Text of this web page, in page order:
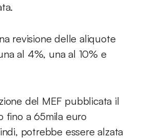
revisione delle aliquote
al 4%, una al 10% e
del MEF pubblicata il
fino a 65mila euro
potrebbe essere alzata